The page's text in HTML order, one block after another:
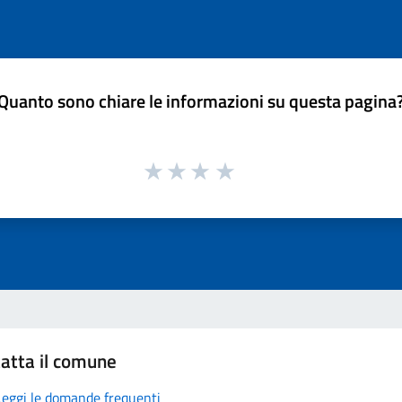
sono chiare le informazioni su questa
il comune
le domande frequenti